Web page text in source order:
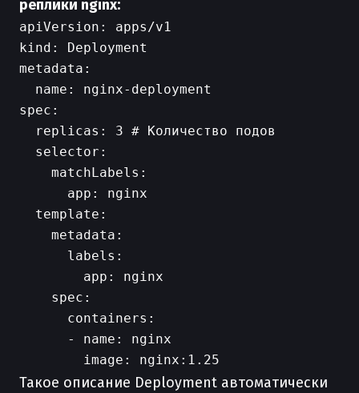
реплики nginx:
apiVersion: apps/v1
kind: Deployment
metadata:
  name: nginx-deployment
spec:
  replicas: 3 # Количество подов
  selector:
    matchLabels:
      app: nginx
  template:
    metadata:
      labels:
        app: nginx
    spec:
      containers:
      - name: nginx
Такое описание Deployment автоматически